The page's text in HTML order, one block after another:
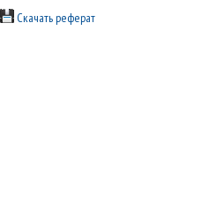
Скачать реферат